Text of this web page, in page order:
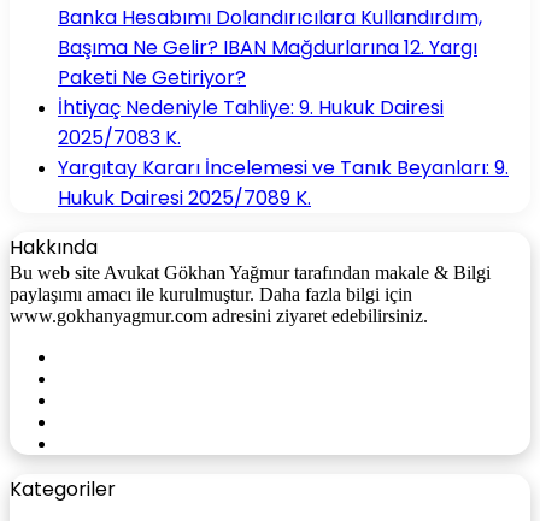
Banka Hesabımı Dolandırıcılara Kullandırdım,
Başıma Ne Gelir? IBAN Mağdurlarına 12. Yargı
Paketi Ne Getiriyor?
İhtiyaç Nedeniyle Tahliye: 9. Hukuk Dairesi
2025/7083 K.
Yargıtay Kararı İncelemesi ve Tanık Beyanları: 9.
Hukuk Dairesi 2025/7089 K.
Hakkında
Bu web site Avukat Gökhan Yağmur tarafından makale & Bilgi
paylaşımı amacı ile kurulmuştur. Daha fazla bilgi için
www.gokhanyagmur.com adresini ziyaret edebilirsiniz.
Kategoriler